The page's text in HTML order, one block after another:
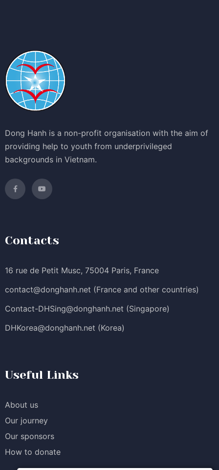
Dong Hanh is a non-profit organisation with the aim of
providing help to youth from underprivileged
backgrounds in Vietnam.
Contacts
16 rue de Petit Musc, 75004 Paris, France
contact@donghanh.net (France and other countries)
Contact-DHSing@donghanh.net (Singapore)
DHKorea@donghanh.net (Korea)
Useful Links
About us
Our journey
Our sponsors
How to donate